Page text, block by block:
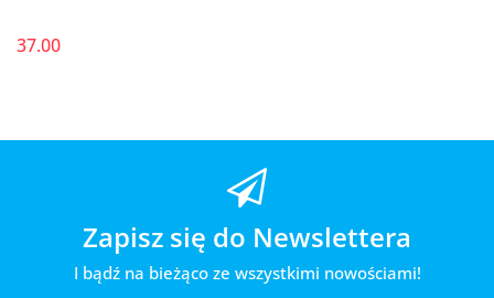
37.00
Zapisz się do Newslettera
I bądź na bieżąco ze wszystkimi nowościami!